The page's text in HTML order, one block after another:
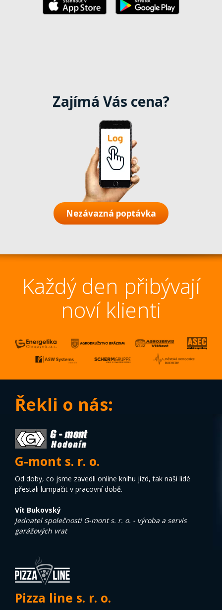
Zajímá Vás cena?
Nezávazná poptávka
Každý den přibývají
noví klienti
Řekli o nás:
G-mont s. r. o.
Od doby, co jsme zavedli online knihu jízd, tak naši lidé
přestali lumpačit v pracovní době.
Vít Bukovský
Jednatel společnosti G-mont s. r. o. - výroba a servis
garážových vrat
Pizza line s. r. o.